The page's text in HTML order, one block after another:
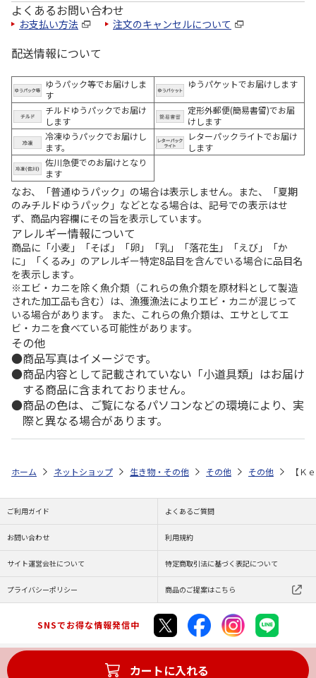
よくあるお問い合わせ
お支払い方法 注文のキャンセルについて
配送情報について
ゆうパック等でお届けしま
す
ゆうパケットでお届けします
チルドゆうパックでお届け
します
定形外郵便(簡易書留)でお届
けします
冷凍ゆうパックでお届けし
ます。
レターパックライトでお届け
します
佐川急便でのお届けとなり
ます
なお、「普通ゆうパック」の場合は表示しません。また、「夏期
のみチルドゆうパック」などとなる場合は、記号での表示はせ
ず、商品内容欄にその旨を表示しています。
アレルギー情報について
商品に「小麦」「そば」「卵」「乳」「落花生」「えび」「か
に」「くるみ」のアレルギー特定8品目を含んでいる場合に品目名
を表示します。
※エビ・カニを除く魚介類（これらの魚介類を原材料として製造
された加工品も含む）は、漁獲漁法によりエビ・カニが混じって
いる場合があります。 また、これらの魚介類は、エサとしてエ
ビ・カニを食べている可能性があります。
その他
商品写真はイメージです。
商品内容として記載されていない「小道具類」はお届け
する商品に含まれておりません。
商品の色は、ご覧になるパソコンなどの環境により、実
際と異なる場合があります。
カートに入れる
ホーム ネットショップ 生き物・その他 その他 その他 【Ｋ
ご利用ガイド よくあるご質問
お問い合わせ 利用規約
サイト運営会社について 特定商取引法に基づく表記について
プライバシーポリシー 商品のご提案はこちら
SNSでお得な情報発信中